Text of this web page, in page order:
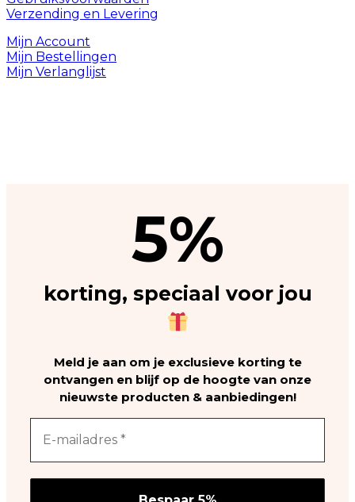
Verzending en Levering
Mijn Account
Mijn Bestellingen
Mijn Verlanglijst
5%
korting, speciaal voor jou
Meld je aan om je exclusieve korting te
ontvangen en blijf op de hoogte van onze
nieuwste producten & aanbiedingen!